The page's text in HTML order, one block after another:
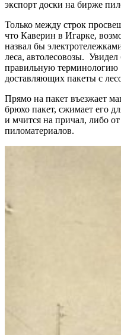
экспорт доски на бирже
Только между строк
что Каверин в Игарке,
назвал бы
леса, автолесовозы.
правильную
доставляющих пакеты с
Прямо на пакет въезжает
брюхо пакет, сжимает его
и мчится на причал, либо
пиломатериалов.